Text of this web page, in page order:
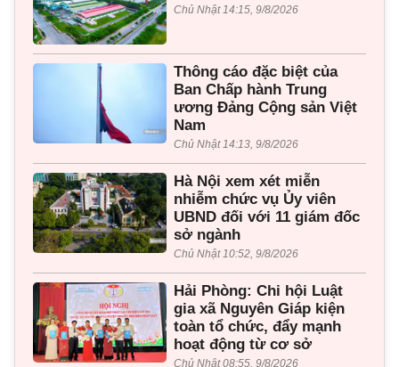
Chủ Nhật 14:15, 9/8/2026
Thông cáo đặc biệt của
Ban Chấp hành Trung
ương Đảng Cộng sản Việt
Nam
Chủ Nhật 14:13, 9/8/2026
Hà Nội xem xét miễn
nhiễm chức vụ Ủy viên
UBND đối với 11 giám đốc
sở ngành
Chủ Nhật 10:52, 9/8/2026
Hải Phòng: Chi hội Luật
gia xã Nguyên Giáp kiện
toàn tổ chức, đẩy mạnh
hoạt động từ cơ sở
Chủ Nhật 08:55, 9/8/2026